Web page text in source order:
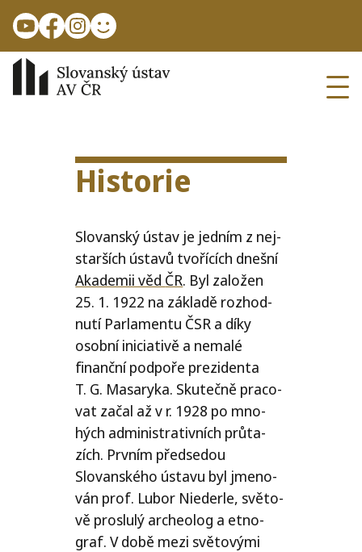
Historie
Slovanský ústav je jed­ním z nej­
star­ších ústa­vů tvo­ří­cích dneš­ní
Akademii věd ČR. Byl zalo­žen
25. 1. 1922 na zákla­dě roz­hod­
nu­tí Parlamentu ČSR a díky
osob­ní ini­ci­a­ti­vě a nema­lé
finanč­ní pod­po­ře pre­zi­den­ta
T. G. Masaryka. Skutečně pra­co­
vat začal až v r. 1928 po mno­
hých admi­nis­tra­tiv­ních prů­ta­
zích. Prvním před­se­dou
Slovanského ústa­vu byl jme­no­
ván prof. Lubor Niederle, svě­to­
vě pro­slu­lý arche­o­log a etno­
graf. V době mezi svě­to­vý­mi